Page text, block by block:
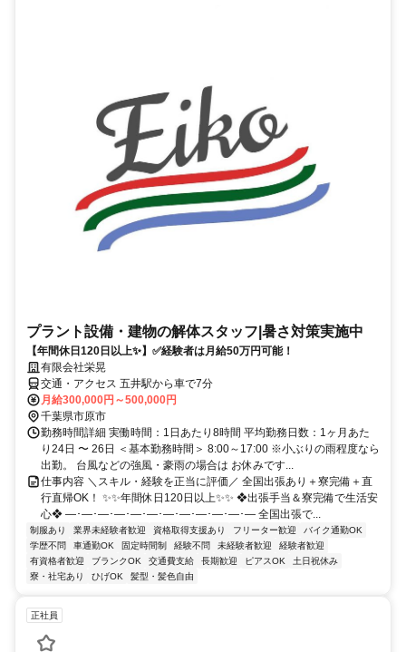
プラント設備・建物の解体スタッフ|暑さ対策実施中
【年間休日120日以上✨】✅経験者は月給50万円可能！
有限会社栄晃
交通・アクセス 五井駅から車で7分
月給300,000円～500,000円
千葉県市原市
勤務時間詳細 実働時間：1日あたり8時間 平均勤務日数：1ヶ月あた
り24日 〜 26日 ＜基本勤務時間＞ 8:00～17:00 ※小ぶりの雨程度なら
出勤。 台風などの強風・豪雨の場合は お休みです...
仕事内容 ＼スキル・経験を正当に評価／ 全国出張あり＋寮完備＋直
行直帰OK！ ✨✨年間休日120日以上✨✨ ❖出張手当＆寮完備で生活安
心❖ ―･―･―･―･―･―･―･―･―･―･―･― 全国出張で...
制服あり 業界未経験者歓迎 資格取得支援あり フリーター歓迎
バイク通勤OK
学歴不問
車通勤OK 固定時間制 経験不問 未経験者歓迎
経験者歓迎
有資格者歓迎
ブランクOK 交通費支給 長期歓迎 ピアスOK
土日祝休み
寮・社宅あり
ひげOK 髪型・髪色自由
正社員